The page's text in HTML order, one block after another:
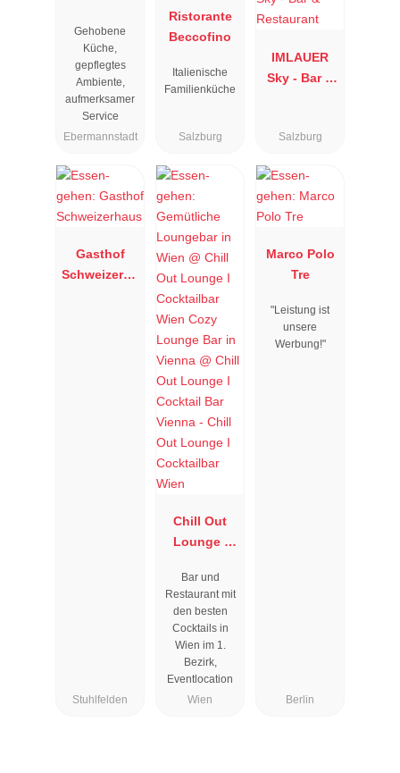
"
Gehobene
Küche,
gepflegtes
Ambiente,
aufmerksamer
Service
Ebermannstadt
Ristorante
Beccofino
Italienische
Familienküche
Salzburg
IMLAUER
Sky - Bar &
Salzburg
Gasthof
Schweizerha
Stuhlfelden
Chill Out
Lounge I
Wien
Bar und
Restaurant mit
den besten
Cocktails in
Wien im 1.
Bezirk,
Eventlocation
Wien
Marco Polo
Tre
"Leistung ist
unsere
Werbung!"
Berlin